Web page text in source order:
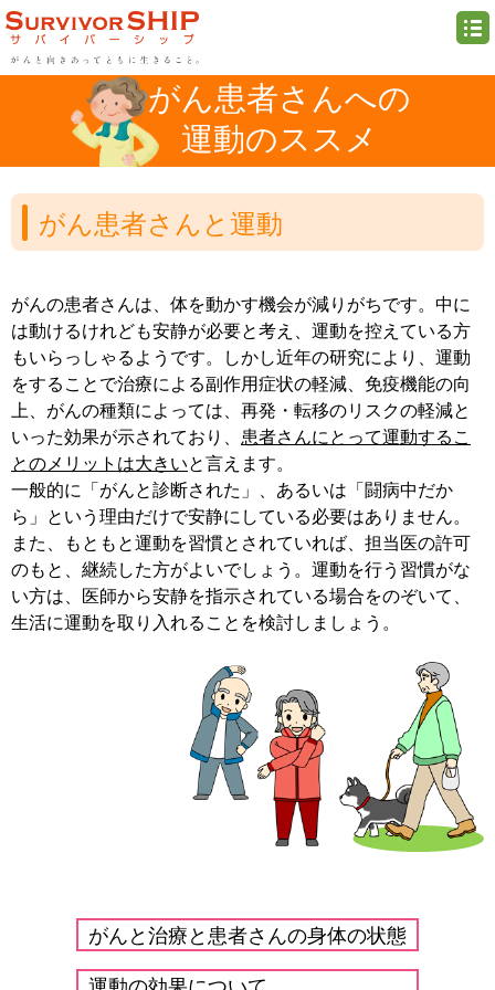
がん患者さんへの
運動のススメ
がん患者さんと運動
がんの患者さんは、体を動かす機会が減りがちです。中に
は動けるけれども安静が必要と考え、運動を控えている方
もいらっしゃるようです。しかし近年の研究により、運動
をすることで治療による副作用症状の軽減、免疫機能の向
上、がんの種類によっては、再発・転移のリスクの軽減と
いった効果が示されており、 患者さんにとって運動するこ
とのメリットは大きいと言えます。
一般的に「がんと診断された」、あるいは「闘病中だか
ら」という理由だけで安静にしている必要はありません。
また、もともと運動を習慣とされていれば、担当医の許可
のもと、継続した方がよいでしょう。運動を行う習慣がな
い方は、医師から安静を指示されている場合をのぞいて、
生活に運動を取り入れることを検討しましょう。
がんと治療と患者さんの身体の状態